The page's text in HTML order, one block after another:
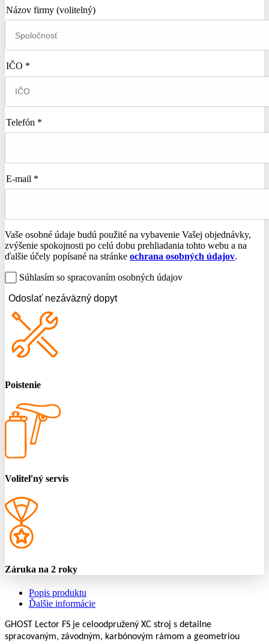
Názov firmy (volitelný)
IČO *
Telefón *
E-mail *
Vaše osobné údaje budú použité na vybavenie Vašej objednávky,
zvýšenie spokojnosti po celú dobu prehliadania tohto webu a na
ďalšie účely popísané na stránke ochrana osobných údajov.
Súhlasím so spracovaním osobných údajov
Odoslať nezáväzný dopyt
Poistenie
Voliteľný servis
Záruka na 2 roky
Popis produktu
Ďalšie informácie
GHOST Lector FS je celoodpružený XC stroj s detailne
spracovaným, závodným, karbónovým rámom a geometriou